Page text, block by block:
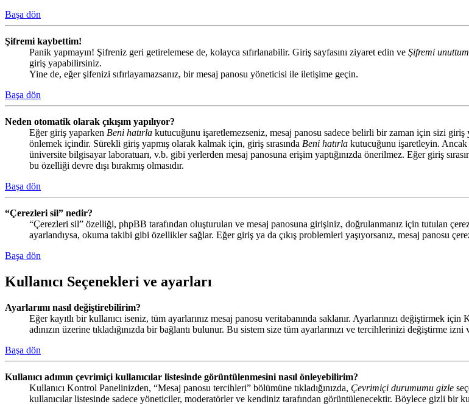
Başa dön
Şifremi kaybettim!
Panik yapmayın! Şifreniz geri getirelemese de, kolayca sıfırlanabilir. Giriş sayfasını ziyaret edin ve Şifremi unuttum
giriş yapabilirsiniz.
Yine de, eğer şifenizi sıfırlayamazsanız, bir mesaj panosu yöneticisi ile iletişime geçin.
Başa dön
Neden otomatik olarak çıkışım yapılıyor?
Eğer giriş yaparken Beni hatırla kutucuğunu işaretlemezseniz, mesaj panosu sadece belirli bir zaman için sizi giriş
önlemek içindir. Sürekli giriş yapmış olarak kalmak için, giriş sırasında Beni hatırla kutucuğunu işaretleyin. Ancak
üniversite bilgisayar laboratuarı, v.b. gibi yerlerden mesaj panosuna erişim yaptığınızda önerilmez. Eğer giriş
bu özelliği devre dışı bırakmış olmasıdır.
Başa dön
“Çerezleri sil” nedir?
“Çerezleri sil” özelliği, phpBB tarafından oluşturulan ve mesaj panosuna girişiniz, doğrulanmanız için tutulan
ayarlandıysa, okuma takibi gibi özellikler sağlar. Eğer giriş ya da çıkış problemleri yaşıyorsanız, mesaj panosu
Başa dön
Kullanıcı Seçenekleri ve ayarları
Ayarlarımı nasıl değiştirebilirim?
Eğer kayıtlı bir kullanıcı iseniz, tüm ayarlarınız mesaj panosu veritabanında saklanır. Ayarlarınızı değiştirmek
adınızın üzerine tıkladığınızda bir bağlantı bulunur. Bu sistem size tüm ayarlarınızı ve tercihlerinizi değiştirme izni
Başa dön
Kullanıcı adımın çevrimiçi kullanıcılar listesinde görüntülenmesini nasıl önleyebilirim?
Kullanıcı Kontrol Panelinizden, “Mesaj panosu tercihleri” bölümüne tıkladığınızda, Çevrimiçi durumumu gizle
kullanıcılar listesinde sadece yöneticiler, moderatörler ve kendiniz tarafından görüntülenecektir. Böylece gizli bir